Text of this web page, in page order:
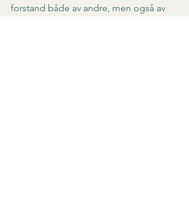
forstand både av andre, men også av